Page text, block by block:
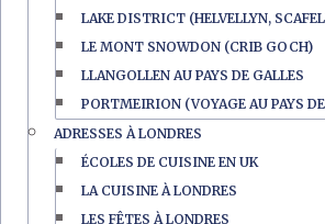
LAKE DISTRICT (HELVELLYN,
LE MONT SNOWDON (CRIB GOCH)
LLANGOLLEN AU PAYS DE GALLES
PORTMEIRION (VOYAGE AU PAYS
ADRESSES À LONDRES
ÉCOLES DE CUISINE EN UK
LA CUISINE À LONDRES
LES FÊTES À LONDRES